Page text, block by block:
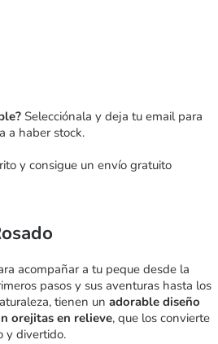
Selecciónala y deja tu email para
a haber stock.
y consigue un envío gratuito
acompañar a tu peque desde la
pasos y sus aventuras hasta los
tienen un adorable diseño
orejitas en relieve, que los convierte
y divertido.